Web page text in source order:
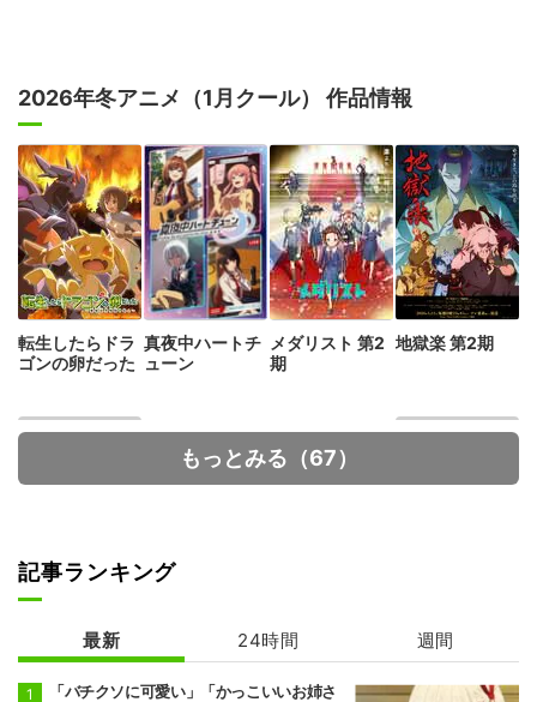
2026年冬アニメ（1月クール） 作品情報
転生したらドラ
ゴンの卵だった
真夜中ハートチ
ューン
メダリスト 第2
期
地獄楽 第2期
鳶組
もっとみる（67）
記事ランキング
最新 24時間 週間
「バチクソに可愛い」「かっこいいお姉さ